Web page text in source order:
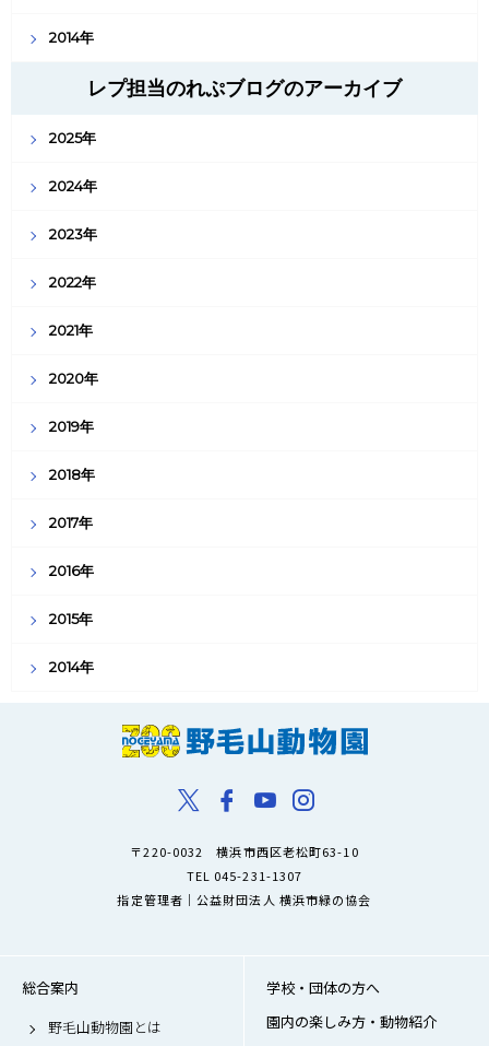
2014年
レプ担当のれぷブログのアーカイブ
2025年
2024年
2023年
2022年
2021年
2020年
2019年
2018年
2017年
2016年
2015年
2014年
〒220-0032 横浜市西区老松町63-10
TEL 045-231-1307
指定管理者｜公益財団法人 横浜市緑の協会
総合案内
野毛山動物園とは
学校・団体の方へ
園内の楽しみ方・動物紹介